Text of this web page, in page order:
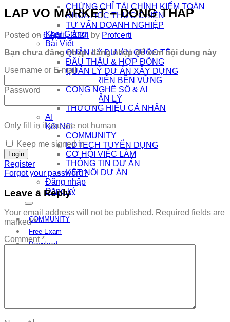
CHỨNG CHỈ TÀI CHÍNH KIỂM TOÁN
KHÓA HỌC THỰC CHIẾN
TƯ VẤN DOANH NGHIỆP
Khai Giảng
Bài Viết
QUẢN LÝ DỰ ÁN QUỐC TẾ
ĐẤU THẦU & HỢP ĐỒNG
QUẢN LÝ DỰ ÁN XÂY DỰNG
PHÁT TRIỂN BỀN VỮNG
CÔNG NGHỆ SỐ & AI
NHÀ QUẢN LÝ
THƯƠNG HIỆU CÁ NHÂN
AI
Kết Nối
COMMUNITY
EDTECH TUYỂN DỤNG
CƠ HỘI VIỆC LÀM
THÔNG TIN DỰ ÁN
KẾT NỐI DỰ ÁN
Đăng nhập
Đăng ký
COMMUNITY
Free Exam
Download
LAP VO MARKET – DONG THAP
Posted on 6 April, 2024 by Profcerti
Bạn chưa đăng nhập, đăng nhập để xem nội dung này
Username or E-mail
Password
Only fill in if you are not human
Keep me signed in
Register
Forgot your password?
Leave a Reply
Your email address will not be published. Required fields are
marked*
Comment*